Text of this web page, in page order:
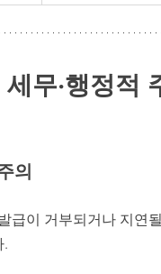
무·행정적
의
급이 거부되거나 지연
.